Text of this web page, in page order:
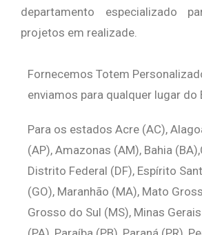
departamento especializado
projetos em realizade.
Fornecemos Totem
enviamos para qualquer lugar do
Para os estados Acre (AC),
(AP), Amazonas (AM), Bahia
Distrito Federal (DF), Espírito
(GO), Maranhão (MA), Mato
Grosso do Sul (MS), Minas